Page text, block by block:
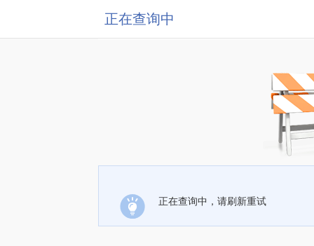
正在查询中
正在查询中，请刷新重试